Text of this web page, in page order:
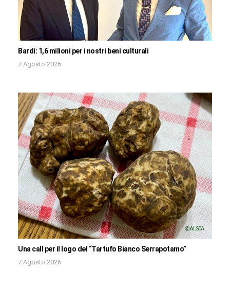
Bardi: 1,6 milioni per i nostri beni culturali
7 Agosto 2026
Una call per il logo del “Tartufo Bianco Serrapotamo”
7 Agosto 2026